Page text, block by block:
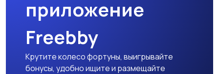
приложение
Freebby
Крутите колесо фортуны, выигрывайте
бонусы, удобно ищите и размещайте